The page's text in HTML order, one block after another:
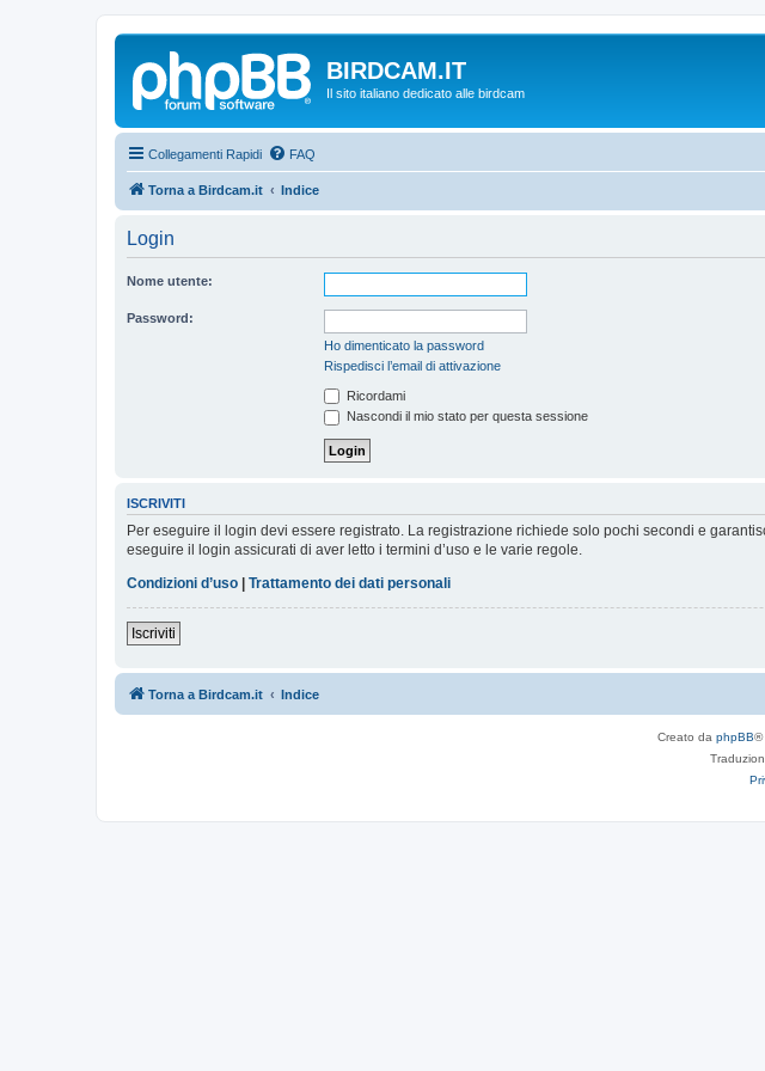
BIRDCAM.IT
Il sito italiano dedicato alle birdcam
Collegamenti Rapidi FAQ
Torna a Birdcam.it Indice
Login
Nome utente:
Password:
Ho dimenticato la password
Rispedisci l’email di attivazione
Ricordami
Nascondi il mio stato per questa sessione
ISCRIVITI
Per eseguire il login devi essere registrato. La registrazione richiede solo pochi secondi e
eseguire il login assicurati di aver letto i termini d’uso e le varie regole.
Condizioni d’uso
Trattamento dei dati personali
Iscriviti
Torna a Birdcam.it Indice
Creato da phpBB®